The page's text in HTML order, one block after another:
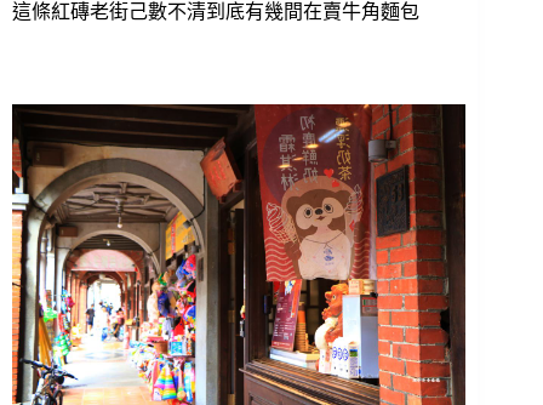
這條紅磚老街己數不清到底有幾間在賣牛角麵包